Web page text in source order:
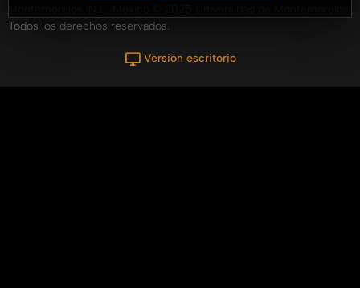
Todos los derechos reservados.
Versión escritorio